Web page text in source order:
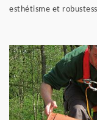
esthétisme et